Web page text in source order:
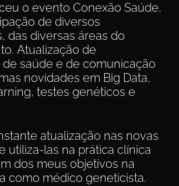
o evento Conexão Saúde,
de diversos
das diversas áreas do
Atualização de
de saúde e de comunicação
novidades em Big Data,
testes genéticos e
atualização nas novas
utiliza-las na prática clínica
dos meus objetivos na
como médico geneticista.